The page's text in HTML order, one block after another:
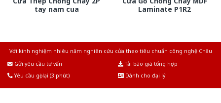
tay nam cua
Laminate P1R2
Với kinh nghiệm nhiêu năm nghiên cứu cửa theo tiêu chuẩn công nghệ Châu
Gửi yêu cầu tư vấn
Tải báo giá tổng hợp
Yêu cầu gọi lại (3 phút)
Dành cho đại lý